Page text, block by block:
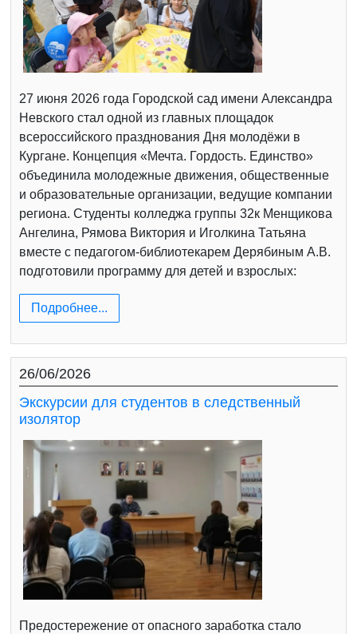
27 июня 2026 года Городской сад имени Александра
Невского стал одной из главных площадок
всероссийского празднования Дня молодёжи в
Кургане. Концепция «Мечта. Гордость. Единство»
объединила молодежные движения, общественные
и образовательные организации, ведущие компании
региона. Студенты колледжа группы 32к Менщикова
Ангелина, Рямова Виктория и Иголкина Татьяна
вместе с педагогом-библиотекарем Дерябиным А.В.
подготовили программу для детей и взрослых:
Подробнее...
26/06/2026
Экскурсии для студентов в следственный
изолятор
Предостережение от опасного заработка стало